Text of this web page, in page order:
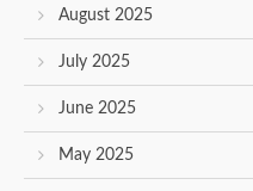
August 2025
July 2025
June 2025
May 2025